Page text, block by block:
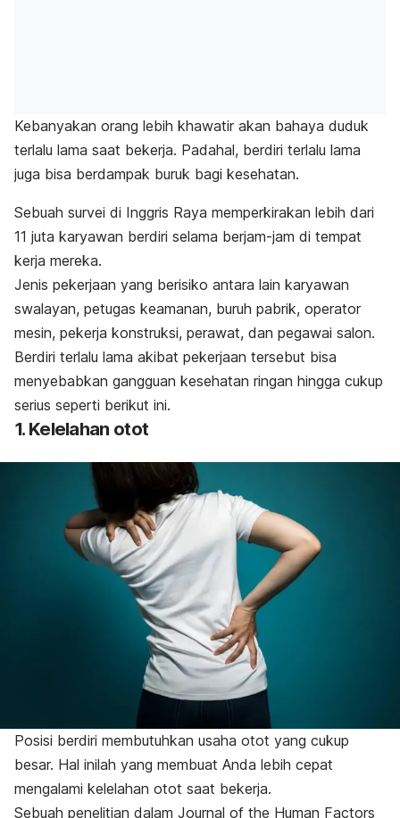
Kebanyakan orang lebih khawatir akan bahaya duduk
terlalu lama saat bekerja. Padahal, berdiri terlalu lama
juga bisa berdampak buruk bagi kesehatan.
Sebuah survei di Inggris Raya memperkirakan lebih dari
11 juta karyawan berdiri selama berjam-jam di tempat
kerja mereka.
Jenis pekerjaan yang berisiko antara lain karyawan
swalayan, petugas keamanan, buruh pabrik, operator
mesin, pekerja konstruksi, perawat, dan pegawai salon.
Berdiri terlalu lama akibat pekerjaan tersebut bisa
menyebabkan gangguan kesehatan ringan hingga cukup
serius seperti berikut ini.
1. Kelelahan otot
Posisi berdiri membutuhkan usaha otot yang cukup
besar. Hal inilah yang membuat Anda lebih cepat
mengalami kelelahan otot saat bekerja.
Sebuah penelitian dalam Journal of the Human Factors